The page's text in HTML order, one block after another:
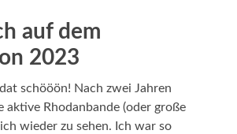
auf dem
2023
schööön! Nach zwei Jahren
aktive Rhodanbande (oder große
wieder zu sehen. Ich war so